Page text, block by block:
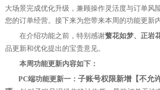
大场景完成优化升级，兼顾操作灵活度与订单风
您的订单经营。接下来为您带来本周的功能更新
在介绍功能之前，特别感谢蘩花如梦、正岩
品更新和优化提出的宝贵意见。
本周功能更新内容如下：
PC端功能更新一： 子账号权限新增【不允